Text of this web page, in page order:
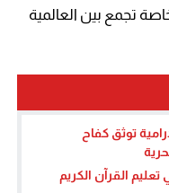
تجمع بين العالمية
توثق كفاح
القرآن الكريم